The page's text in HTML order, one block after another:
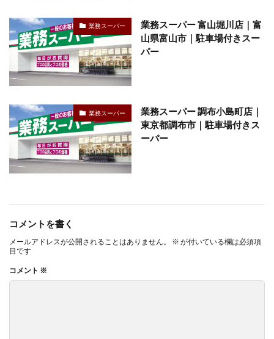
業務スーパー
業務スーパー 富山堀川店｜富
山県富山市｜駐車場付きスー
パー
業務スーパー
業務スーパー 調布小島町店｜
東京都調布市｜駐車場付きス
ーパー
コメントを書く
メールアドレスが公開されることはありません。 ※ が付いている欄は必須項
目です
コメント ※